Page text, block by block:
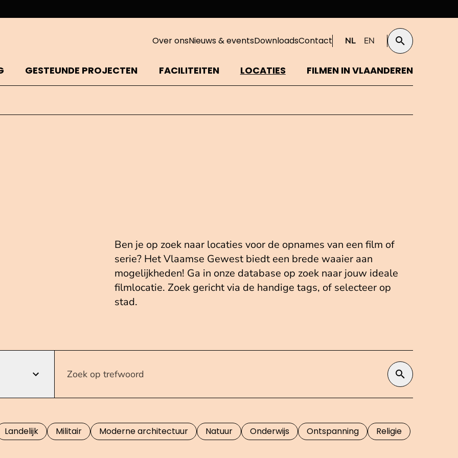
Over onsNieuws & eventsDownloadsContact NL EN Zoeken
GESTEUNDE PROJECTEN FACILITEITEN LOCATIES FILMEN IN VLAANDEREN
Ben je op zoek naar locaties voor de opnames van een film of
serie? Het Vlaamse Gewest biedt een brede waaier aan
mogelijkheden! Ga in onze database op zoek naar jouw ideale
filmlocatie. Zoek gericht via de handige tags, of selecteer op
stad.
Zoek op
Landelijk Militair Moderne architectuur Natuur Onderwijs Ontspanning
Religie